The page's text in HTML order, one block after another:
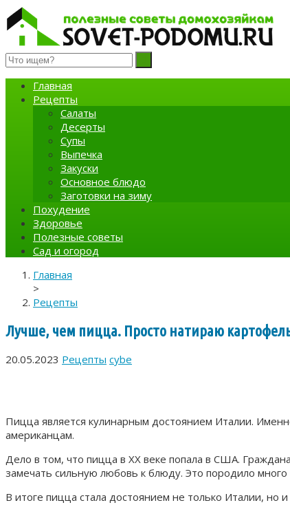
Полезные советы домохозяйкам
Главная
Рецепты
Салаты
Десерты
Супы
Выпечка
Закуски
Основное блюдо
Заготовки на зиму
Похудение
Здоровье
Полезные советы
Сад и огород
Главная
>
Рецепты
Лучше, чем пицца. Просто натираю
20.05.2023 Рецепты cybe
Пицца является кулинарным достоянием Италии.
американцам.
Дело в том, что пицца в XX веке попала в США.
замечать сильную любовь к блюду. Это породило
В итоге пицца стала достоянием не только Италии,